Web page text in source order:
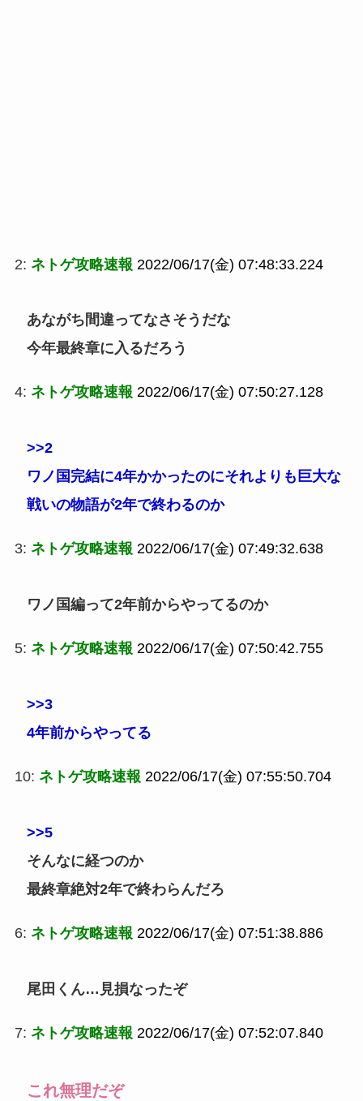
2: ネトゲ攻略速報 2022/06/17(金) 07:48:33.224
あながち間違ってなさそうだな
今年最終章に入るだろう
4: ネトゲ攻略速報 2022/06/17(金) 07:50:27.128
>>2
ワノ国完結に4年かかったのにそれよりも巨大な
戦いの物語が2年で終わるのか
3: ネトゲ攻略速報 2022/06/17(金) 07:49:32.638
ワノ国編って2年前からやってるのか
5: ネトゲ攻略速報 2022/06/17(金) 07:50:42.755
>>3
4年前からやってる
10: ネトゲ攻略速報 2022/06/17(金) 07:55:50.704
>>5
そんなに経つのか
最終章絶対2年で終わらんだろ
6: ネトゲ攻略速報 2022/06/17(金) 07:51:38.886
尾田くん…見損なったぞ
7: ネトゲ攻略速報 2022/06/17(金) 07:52:07.840
これ無理だぞ